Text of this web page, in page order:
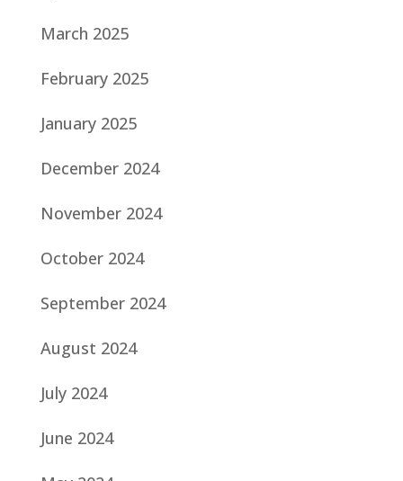
March 2025
February 2025
January 2025
December 2024
November 2024
October 2024
September 2024
August 2024
July 2024
June 2024